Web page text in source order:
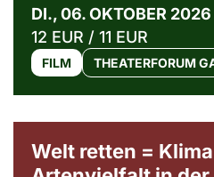
DI., 06. OKTOBER 2026
12 EUR / 11 EUR
FILM THEATERFORUM
Welt retten =